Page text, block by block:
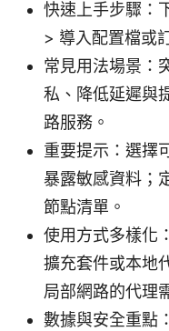
快速上手步驟：
> 導入配置檔或
常見用法場景：
私、降低延遲與
路服務。
重要提示：選擇
暴露敏感資料；
節點清單。
使用方式多樣化
擴充套件或本地
局部網路的代理
數據與安全重點